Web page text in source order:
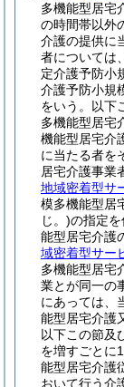
多機能型居宅
の時間帯以外
介護の提供に
者については
定介護予防小
介護予防小規
をいう。以下
多機能型居宅
機能型居宅介
に当たる者を
居宅介護事業
地域密着型サ
模多機能型居
じ。)の指定
能型居宅介護
域密着型サー
多機能型居宅
業とが同一の
にあっては、
能型居宅介護
以下この節及
を増すごとに
能型居宅介護
おいて行う介